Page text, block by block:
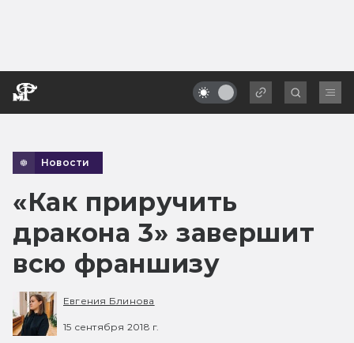
Новости
«Как приручить
дракона 3» завершит
всю франшизу
Евгения Блинова
15 сентября 2018 г.